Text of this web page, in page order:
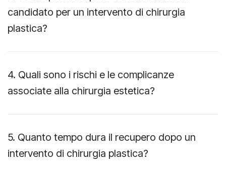
candidato per un intervento di chirurgia
plastica?
4. Quali sono i rischi e le complicanze
associate alla chirurgia estetica?
5. Quanto tempo dura il recupero dopo un
intervento di chirurgia plastica?